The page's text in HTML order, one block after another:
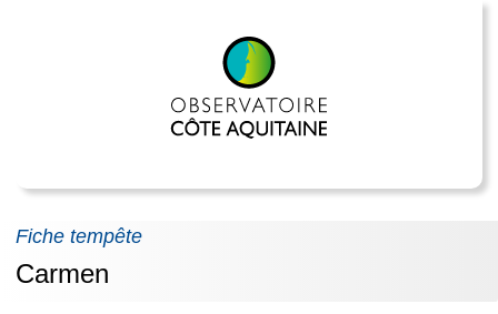
Fiche tempête
Carmen